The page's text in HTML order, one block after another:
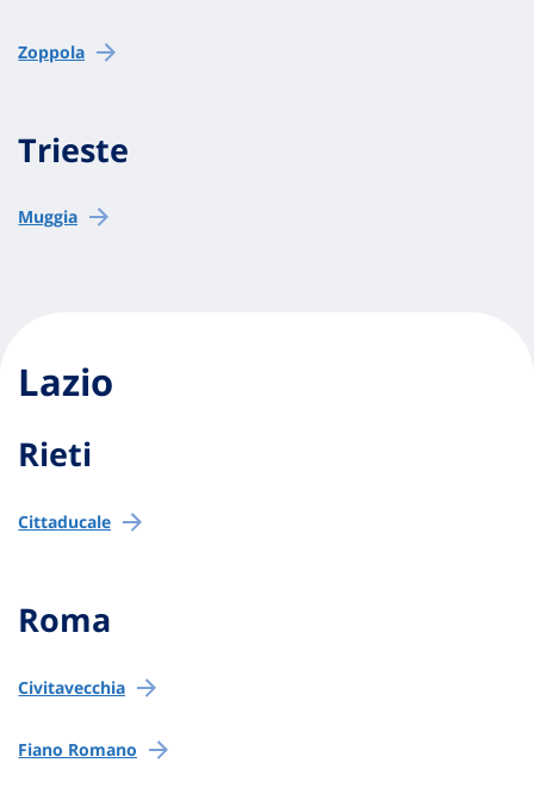
Zoppola
Trieste
Muggia
Lazio
Rieti
Cittaducale
Roma
Civitavecchia
Fiano Romano